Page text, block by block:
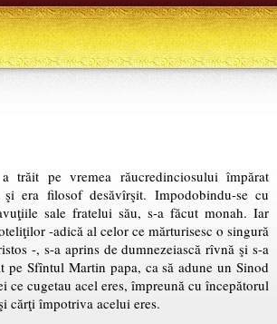
trăit pe vremea răucredinciosului împărat
era filosof desăvîrşit. Impodobindu-se cu
sale fratelui său, s-a făcut monah. Iar
-adică al celor ce mărturisesc o singură
-, s-a aprins de dumnezeiască rîvnă şi s-a
pe Sfîntul Martin papa, ca să adune un Sinod
ce cugetau acel eres, împreună cu începătorul
cărţi împotriva acelui eres.